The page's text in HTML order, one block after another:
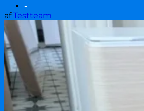
-
afTestteam